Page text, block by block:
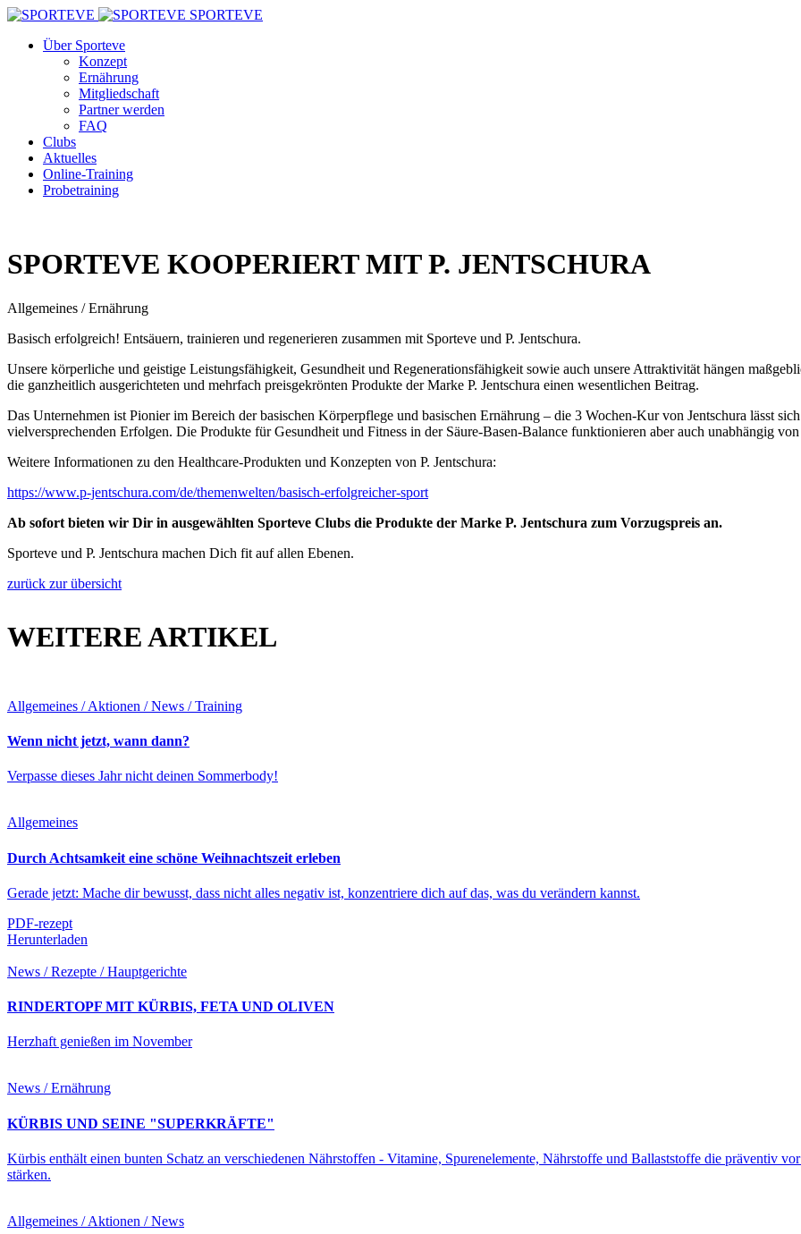
SPORTEVE
Über Sporteve
Konzept
Ernährung
Mitgliedschaft
Partner werden
FAQ
Clubs
Aktuelles
Online-Training
Probetraining
SPORTEVE KOOPERIERT MIT P. JENTSCHURA
Allgemeines / Ernährung
Basisch erfolgreich! Entsäuern, trainieren und regenerieren zusammen mit Sporteve und P. Jentschura.
Unsere körperliche und geistige Leistungsfähigkeit, Gesundheit und Regenerationsfähigkeit sowie auch unsere Attraktivität hängen
die ganzheitlich ausgerichteten und mehrfach preisgekrönten Produkte der Marke P. Jentschura einen wesentlichen Beitrag.
Das Unternehmen ist Pionier im Bereich der basischen Körperpflege und basischen Ernährung – die 3 Wochen-Kur von Jentschura lässt
vielversprechenden Erfolgen. Die Produkte für Gesundheit und Fitness in der Säure-Basen-Balance funktionieren aber auch unabhängig
Weitere Informationen zu den Healthcare-Produkten und Konzepten von P. Jentschura:
https://www.p-jentschura.com/de/themenwelten/basisch-erfolgreicher-sport
Ab sofort bieten wir Dir in ausgewählten Sporteve Clubs die Produkte der Marke P. Jentschura zum Vorzugspreis an.
Sporteve und P. Jentschura machen Dich fit auf allen Ebenen.
zurück zur übersicht
WEITERE ARTIKEL
Allgemeines / Aktionen / News / Training
Wenn nicht jetzt, wann dann?
Verpasse dieses Jahr nicht deinen Sommerbody!
Allgemeines
Durch Achtsamkeit eine schöne Weihnachtszeit erleben
Gerade jetzt: Mache dir bewusst, dass nicht alles negativ ist, konzentriere dich auf das, was du verändern kannst.
PDF-rezept
Herunterladen
News / Rezepte / Hauptgerichte
RINDERTOPF MIT KÜRBIS, FETA UND OLIVEN
Herzhaft genießen im November
News / Ernährung
KÜRBIS UND SEINE "SUPERKRÄFTE"
Kürbis enthält einen bunten Schatz an verschiedenen Nährstoffen - Vitamine, Spurenelemente, Nährstoffe und Ballaststoffe die präventiv
stärken.
Allgemeines / Aktionen / News